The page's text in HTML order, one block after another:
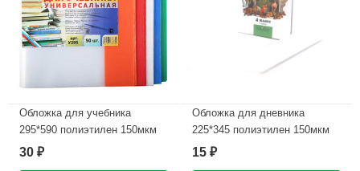
Обложка для учебника
295*590 полиэтилен 150мкм
универсальная М арт У 295
30 ₽
Обложка для дневника
225*345 полиэтилен 150мкм
М арт Д150-100
15 ₽